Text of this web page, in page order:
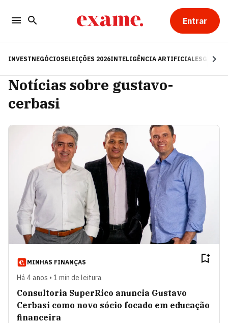
Entrar
INVESTNEGÓCIOSELEIÇÕES 2026INTELIGÊNCIA ARTIFICIALESG
Notícias sobre gustavo-
cerbasi
MINHAS FINANÇAS
Há 4 anos • 1 min de leitura
Consultoria SuperRico anuncia Gustavo
Cerbasi como novo sócio focado em educação
financeira